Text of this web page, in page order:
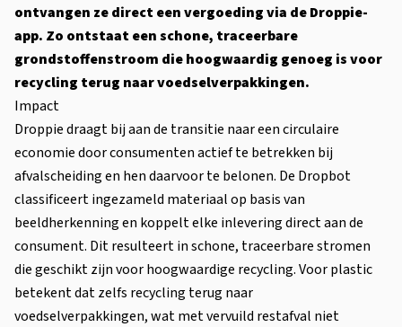
ontvangen ze direct een vergoeding via de Droppie-
app. Zo ontstaat een schone, traceerbare
grondstoffenstroom die hoogwaardig genoeg is voor
recycling terug naar voedselverpakkingen.
Impact
Droppie draagt bij aan de transitie naar een circulaire
economie door consumenten actief te betrekken bij
afvalscheiding en hen daarvoor te belonen. De Dropbot
classificeert ingezameld materiaal op basis van
beeldherkenning en koppelt elke inlevering direct aan de
consument. Dit resulteert in schone, traceerbare stromen
die geschikt zijn voor hoogwaardige recycling. Voor plastic
betekent dat zelfs recycling terug naar
voedselverpakkingen, wat met vervuild restafval niet